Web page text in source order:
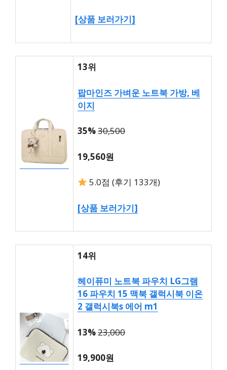
[상품 보러가기]
13위
팝마인즈 가벼운 노트북 가방, 베
이지
35%30,500
19,560원
5.0점 (후기 133개)
[상품 보러가기]
14위
헤이퓨미 노트북 파우치 LG그램
16 파우치 15 맥북 갤럭시북 이온
2 갤럭시북s 에어 m1
13%23,000
19,900원